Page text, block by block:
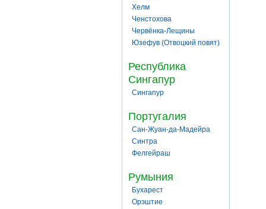
Хелм
Ченстохова
Червёнка-Лещины
Юзефув (Отвоцкий повят)
Республика
Сингапур
Сингапур
Португалия
Сан-Жуан-да-Мадейра
Синтра
Фелгейраш
Румыния
Бухарест
Орэштие